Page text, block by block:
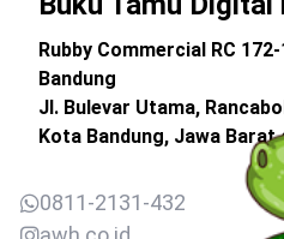
Rubby Commercial RC
Bandung
Jl. Bulevar Utama,
Kota Bandung, Jawa Barat
0811-2131-432